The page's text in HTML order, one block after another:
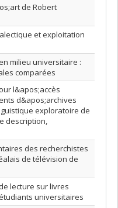
de Robert
et exploitation
milieu universitaire :
comparées
l&apos;accès
d&apos;archives
exploratoire de
description,
des recherchistes
de télévision de
lecture sur livres
universitaires